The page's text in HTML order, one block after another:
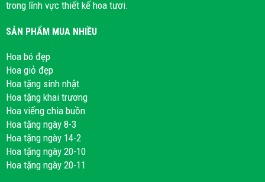
trong lĩnh vực thiết kế hoa tươi.
SẢN PHẨM MUA NHIỀU
Hoa bó đẹp
Hoa giỏ đẹp
Hoa tặng sinh nhật
Hoa tặng khai trương
Hoa viếng chia buồn
Hoa tặng ngày 8-3
Hoa tặng ngày 14-2
Hoa tặng ngày 20-10
Hoa tặng ngày 20-11